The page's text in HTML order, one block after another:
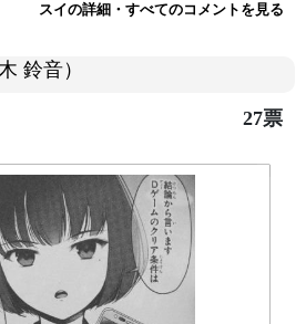
スイの詳細・すべてのコメントを見る
鈴音）
27票